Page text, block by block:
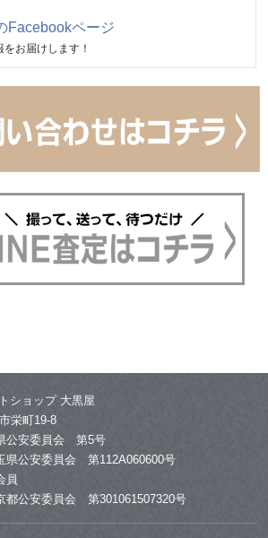
Facebookページ
をお届けします！
ショップ 大黒屋
栄町19-8
公安委員会 第5号
県公安委員会 第112A060600号
員
都公安委員会 第301061507320号